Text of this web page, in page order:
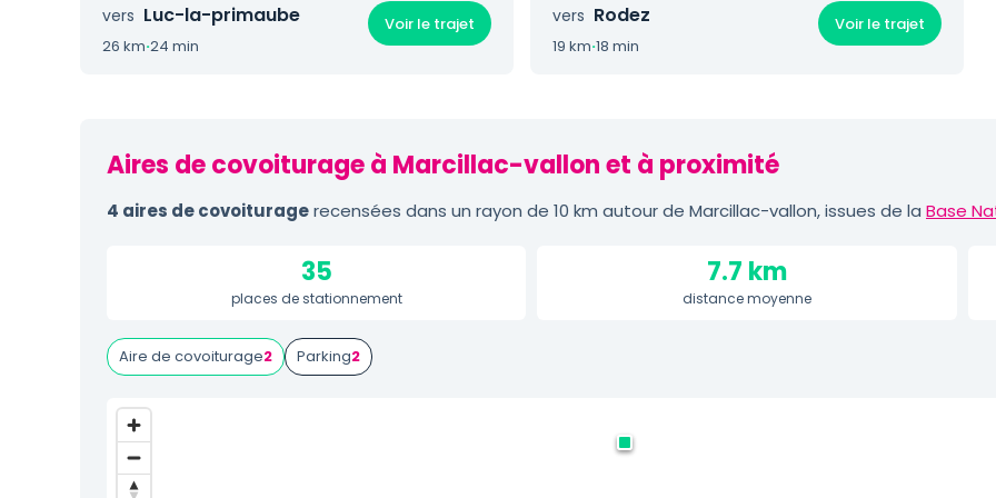
vers Luc-la-primaube
26 km·24 min
Voir le trajet vers Rodez
19 km·18 min
Voir le trajet
Aires de covoiturage à Marcillac-vallon et à proximité
4 aires de covoituragerecensées dans un rayon de 10 km autour de Marcillac-vallon, issues de la Base
35
places de stationnement
7.7 km
distance moyenne
Aire de covoiturage2 Parking2